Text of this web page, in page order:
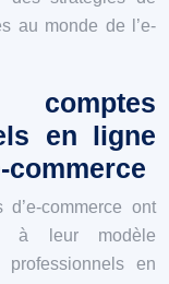
au monde de l’e-
comptes
en ligne
commerce
commerce ont
à leur modèle
professionnels en